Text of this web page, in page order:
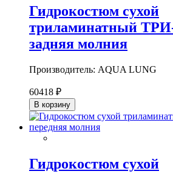
Гидрокостюм сухой
триламинатный
задняя молния
Производитель: AQUA LUNG
60418 ₽
В корзину
Гидрокостюм сухой